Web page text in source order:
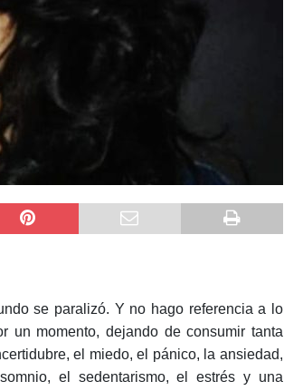
se paralizó. Y no hago referencia a lo
momento, dejando de consumir tanta
el miedo, el pánico, la ansiedad,
el sedentarismo, el estrés y una